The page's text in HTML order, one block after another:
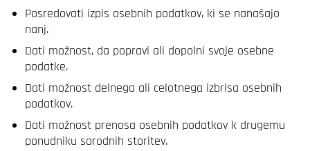
Posredovati izpis osebnih podatkov, ki se nanašajo
nanj.
Dati možnost, da popravi ali dopolni svoje osebne
podatke.
Dati možnost delnega ali celotnega izbrisa osebnih
podatkov.
Dati možnost prenosa osebnih podatkov k drugemu
ponudniku sorodnih storitev.